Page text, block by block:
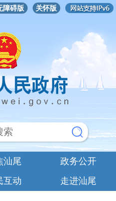
障碍版 关怀版
汕尾
政务公开
互动 走进汕尾